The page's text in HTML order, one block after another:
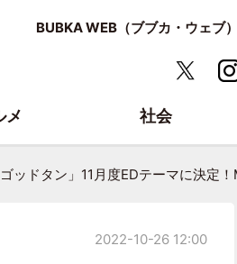
BUBKA WEB（ブブカ・ウェブ
ッドタン」11月度EDテーマに決定
2022-10-26 12:00
メ 社会